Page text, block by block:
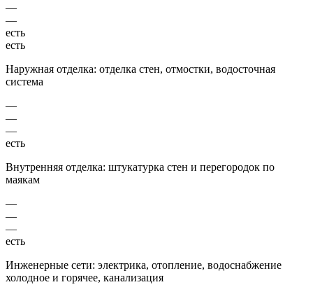
—
—
есть
есть
Наружная отделка: отделка стен, отмостки, водосточная
система
—
—
—
есть
Внутренняя отделка: штукатурка стен и перегородок по
маякам
—
—
—
есть
Инженерные сети: электрика, отопление, водоснабжение
холодное и горячее, канализация